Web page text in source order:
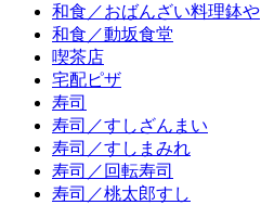
和食／おばんざい料理鉢や
和食／動坂食堂
喫茶店
宅配ピザ
寿司
寿司／すしざんまい
寿司／すしまみれ
寿司／回転寿司
寿司／桃太郎すし